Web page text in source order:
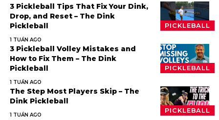
PICKLEBALL
3 Pickleball Tips That Fix Your Dink,
Drop, and Reset – The Dink
Pickleball
1 TUẦN AGO
PICKLEBALL
3 Pickleball Volley Mistakes and
How to Fix Them – The Dink
Pickleball
1 TUẦN AGO
PICKLEBALL
The Step Most Players Skip – The
Dink Pickleball
1 TUẦN AGO